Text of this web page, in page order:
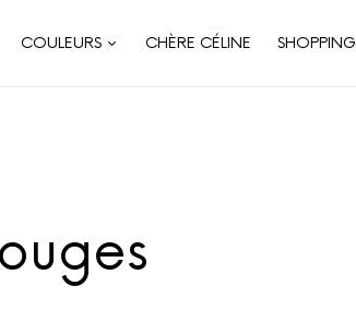
COULEURS CHÈRE CÉLINE SHOPPING